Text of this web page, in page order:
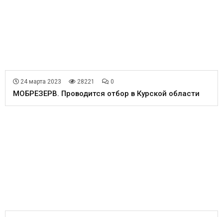
24 марта 2023 28221 0
МОБРЕЗЕРВ. Проводится отбор в Курской области